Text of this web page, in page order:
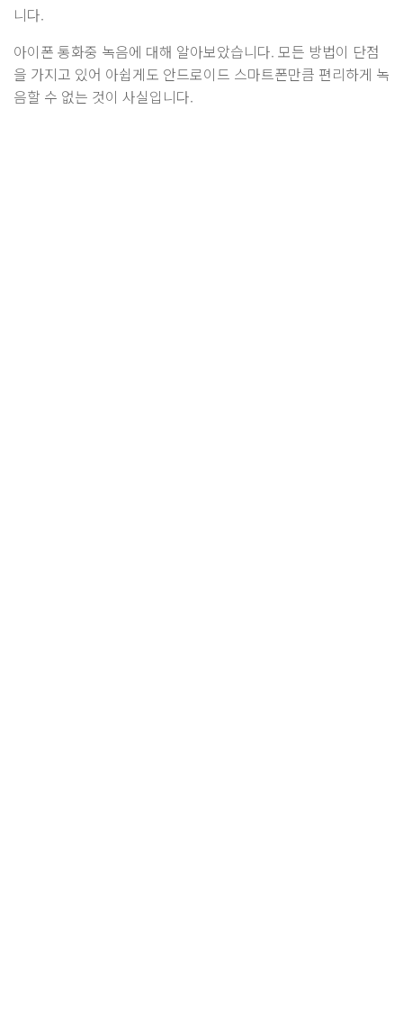
니다.
아이폰 통화중 녹음에 대해 알아보았습니다. 모든 방법이 단점
을 가지고 있어 아쉽게도 안드로이드 스마트폰만큼 편리하게 녹
음할 수 없는 것이 사실입니다.